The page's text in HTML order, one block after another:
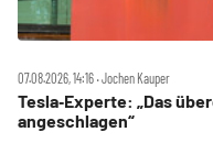
07.08.2026, 14:16 ‧ Jochen Kauper
Tesla‑Experte: „Das
angeschlagen“